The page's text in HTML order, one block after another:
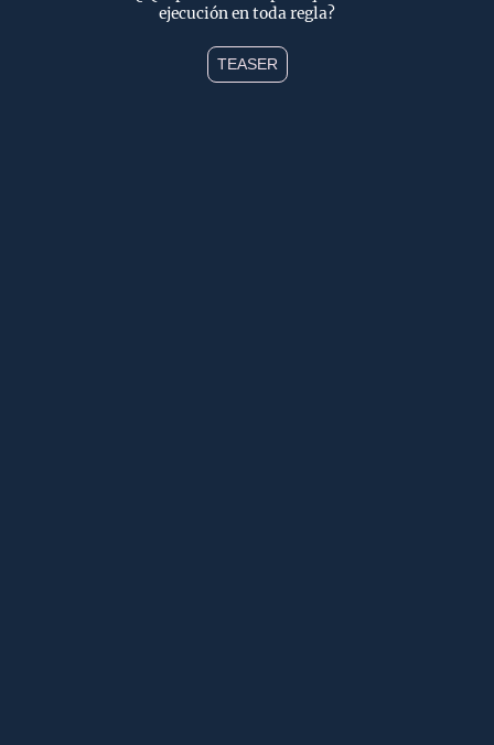
ejecución en toda regla?
TEASER